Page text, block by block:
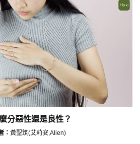
分惡性還是良性？
： 黃聖筑(艾莉安,Alien)